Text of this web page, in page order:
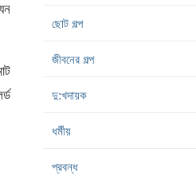
ছোট গল্প
জীবনের গল্প
দু:খদায়ক
ধর্মীয়
প্রবন্ধ